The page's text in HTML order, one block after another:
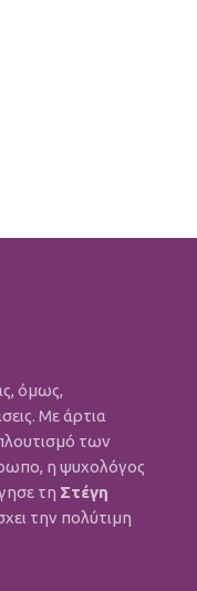
όμως,
Με άρτια
των
η ψυχολόγος
τη Στέγη
την πολύτιμη